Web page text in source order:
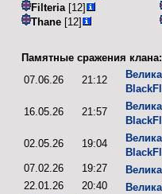
Filteria [12]
Thane [12]
Памятные сражения клана:
07.06.26
21:12
16.05.26 21:57
02.05.26 19:04
07.02.26 19:27
22.01.26
20:40